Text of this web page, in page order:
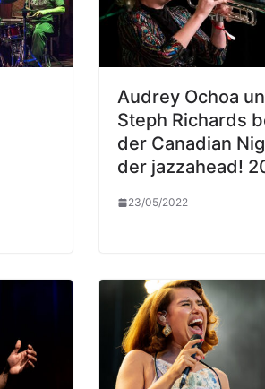
Audrey Ochoa
Steph Richards
der Canadian
der jazzahead!
23/05/2022